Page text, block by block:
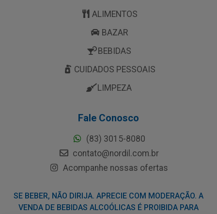
ALIMENTOS
BAZAR
BEBIDAS
CUIDADOS PESSOAIS
LIMPEZA
Fale Conosco
(83) 3015-8080
contato@nordil.com.br
Acompanhe nossas ofertas
SE BEBER, NÃO DIRIJA. APRECIE COM MODERAÇÃO. A
VENDA DE BEBIDAS ALCOÓLICAS É PROIBIDA PARA